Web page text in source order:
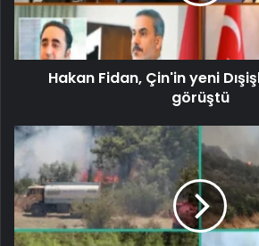
Hakan Fidan, Çin'in yeni
görüştü